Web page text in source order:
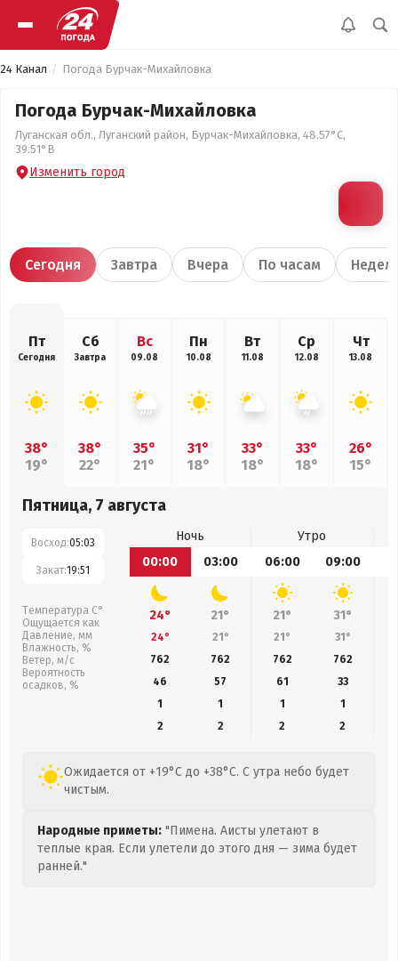
24 Канал Погода Бурчак-Михайловка
Погода Бурчак-Михайловка
Луганская обл., Луганский район, Бурчак-Михайловка, 48.57°С,
39.51°В
Изменить город
Сегодня Завтра Вчера По часам
Пт
Сегодня
38°
19°
Сб
Завтра
38°
22°
Вс
09.08
35°
21°
Пн
10.08
31°
18°
Вт
11.08
33°
18°
Ср
12.08
33°
18°
Чт
13.08
26°
15°
Пятница, 7 августа
Восход:05:03
Закат:19:51
Температура С°
Ощущается как
Давление, мм
Влажность, %
Ветер, м/с
Вероятность
осадков, %
Ночь
Утро
00:00
03:00 06:00 09:00
24° 21° 21° 31°
24° 21° 21° 31°
762
762 762 762
46
57 61
33
1
1 1
1
2
2 2 2
Ожидается от +19°C до +38°C. С утра небо будет
чистым.
Народные приметы: "Пимена. Аисты улетают в
теплые края. Если улетели до этого дня — зима будет
ранней."